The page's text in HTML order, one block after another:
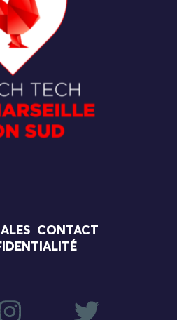
CONTACT